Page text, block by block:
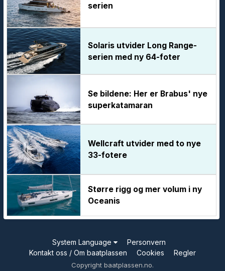
serien
Solaris utvider Long Range-
serien med ny 64-foter
Se bildene: Her er Brabus' nye
superkatamaran
Wellcraft utvider med to nye
33-fotere
Større rigg og mer volum i ny
Oceanis
System Language
Personvern
Kontakt oss / Om baatplassen
Cookies Regler
Copyright baatplassen.no.